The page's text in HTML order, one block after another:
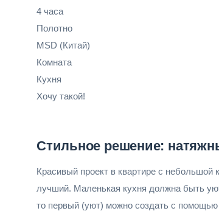
4 часа
Полотно
MSD (Китай)
Комната
Кухня
Хочу такой!
Стильное решение:
Красивый проект в квартире с
лучший. Маленькая кухня должна быть
то первый (уют) можно создать с помощью